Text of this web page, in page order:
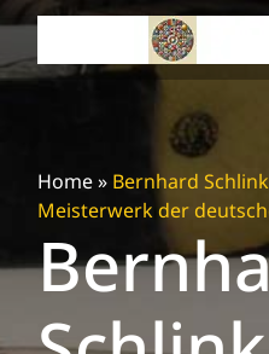
Skip
content
Home» Bernhard
Meisterwerk der